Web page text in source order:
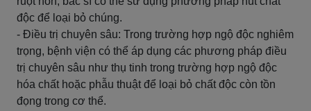
độc để loại bỏ chúng.
- Điều trị chuyên sâu: Trong trường hợp ngộ độc nghiêm
trọng, bệnh viện có thể áp dụng các phương pháp điều
trị chuyên sâu như thụ tinh trong trường hợp ngộ độc
hóa chất hoặc phẫu thuật để loại bỏ chất độc còn tồn
đọng trong cơ thể.